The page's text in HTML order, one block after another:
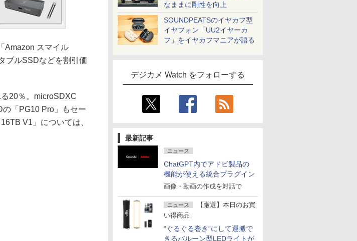
なままに剛性を向上
SOUNDPEATSのイヤカフ型
イヤフォン「UU2イヤーカ
フ」をイヤカフマニアが語る
デジカメ Watch をフォローする
最新記事
ニュース
ChatGPT内でアドビ製品の
機能が使える統合プラグイン
画像・動画の作成を対話で
ニュース
【厳選】本日のお買
い得商品
“ぐるぐる巻き”にして運搬で
きるバルーン型LEDライトが
Amazon スマイル
ブルSSDなどを割引価
20％。microSDXC
「PG10 Pro」もセー
V1」については、